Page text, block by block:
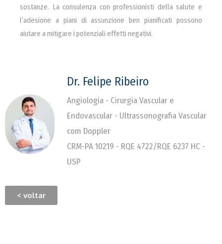
sostanze. La consulenza con professionisti della salute e
l’adesione a piani di assunzione ben pianificati possono
aiutare a mitigare i potenziali effetti negativi.
Dr. Felipe Ribeiro
Angiologia - Cirurgia Vascular e
Endovascular - Ultrassonografia Vascular
com Doppler
CRM-PA 10219 - RQE 4722/RQE 6237 HC -
USP
< voltar